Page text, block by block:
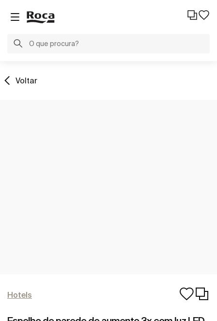
Voltar
Hotels